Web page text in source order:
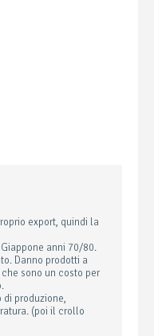
export, quindi la
anni 70/80.
Danno prodotti a
sono un costo per
di produzione,
(poi il crollo